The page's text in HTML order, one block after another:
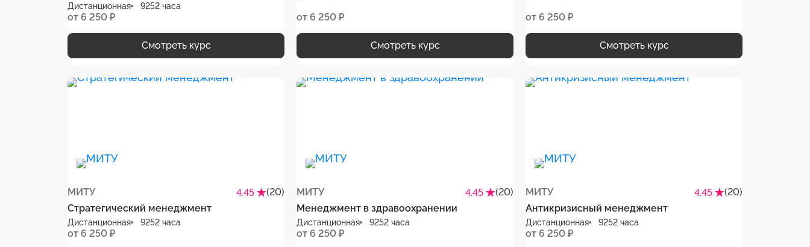
Дистанционная 9252 часа
от 6 250 ₽
Смотреть курс
от 6 250 ₽
Смотреть курс
от 6 250 ₽
Смотреть курс
МИТУ 4.45
(20)
Стратегический менеджмент
Дистанционная 9252 часа
от 6 250 ₽
МИТУ 4.45
(20)
Менеджмент в здравоохранении
Дистанционная 9252 часа
от 6 250 ₽
МИТУ 4.45
(20)
Антикризисный менеджмент
Дистанционная 9252 часа
от 6 250 ₽